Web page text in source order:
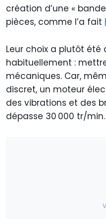
création d’une «
pièces, comme l’a fait
Leur choix a plutôt été
habituellement :
mécaniques. Car,
discret, un moteur
des vibrations et des
dépasse 30 000 tr/min.